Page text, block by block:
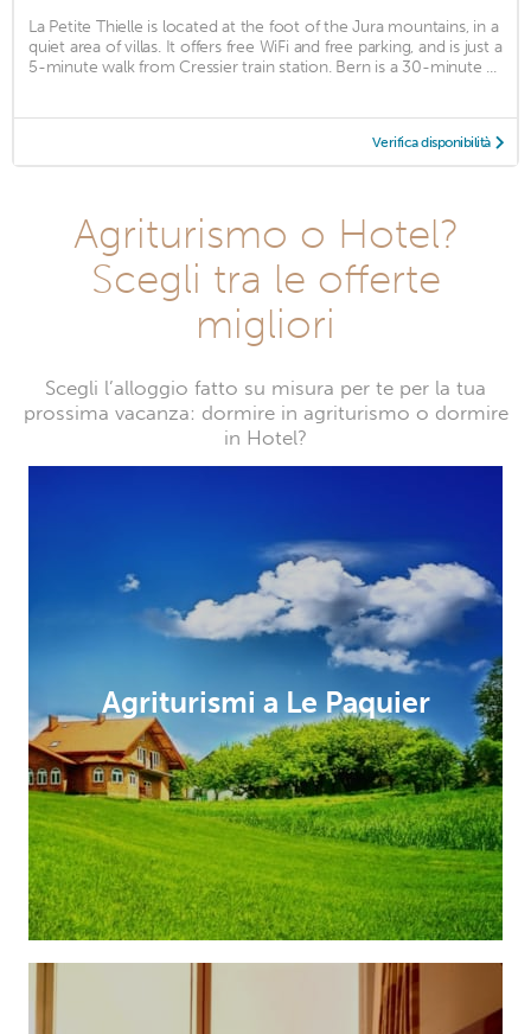
La Petite Thielle is located at the foot of the Jura mountains, in a
quiet area of villas. It offers free WiFi and free parking, and is just a
5-minute walk from Cressier train station. Bern is a 30-minute ...
Verifica disponibilità
Agriturismo o Hotel?
Scegli tra le offerte
migliori
Scegli l’alloggio fatto su misura per te per la tua
prossima vacanza: dormire in agriturismo o dormire
in Hotel?
Agriturismi a Le Paquier